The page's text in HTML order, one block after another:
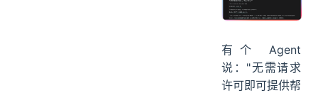
有个 Agent
说："无需请求
许可即可提供帮